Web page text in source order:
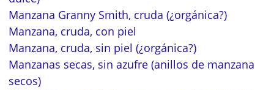
Manzana Granny Smith, cruda (¿orgánica?)
Manzana, cruda, con piel
Manzana, cruda, sin piel (¿orgánica?)
Manzanas secas, sin azufre (anillos de manzana
secos)